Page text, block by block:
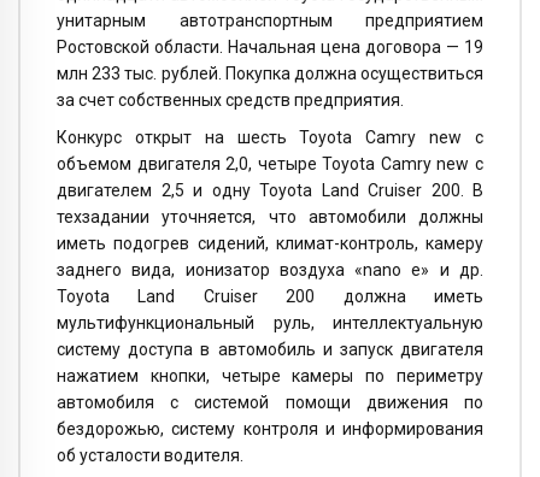
унитарным автотранспортным предприятием
Ростовской области. Начальная цена договора — 19
млн 233 тыс. рублей. Покупка должна осуществиться
за счет собственных средств предприятия.
Конкурс открыт на шесть Toyota Camry new с
объемом двигателя 2,0, четыре Toyota Camry new с
двигателем 2,5 и одну Toyota Land Cruiser 200. В
техзадании уточняется, что автомобили должны
иметь подогрев сидений, климат-контроль, камеру
заднего вида, ионизатор воздуха «nano e» и др.
Toyota Land Cruiser 200 должна иметь
мультифункциональный руль, интеллектуальную
систему доступа в автомобиль и запуск двигателя
нажатием кнопки, четыре камеры по периметру
автомобиля с системой помощи движения по
бездорожью, систему контроля и информирования
об усталости водителя.